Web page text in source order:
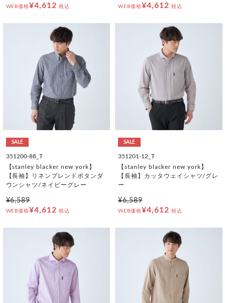
WEB価格¥4,612 税込 WEB価格¥4,612 税込
SALE
351200-88_T
【stanley blacker new york】
【長袖】リネンブレンドボタンダ
ウンシャツ/ネイビーグレー
¥6,589
WEB価格¥4,612 税込
SALE
351201-12_T
【stanley blacker new york】
【長袖】カッタウェイシャツ/グレ
ー
¥6,589
WEB価格¥4,612 税込